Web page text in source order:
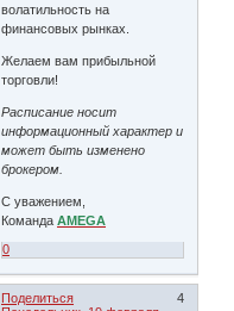
волатильность на
финансовых рынках.
Желаем вам прибыльной
торговли!
Расписание носит
информационный характер и
может быть изменено
брокером.
С уважением,
КомандаAMEGA
0
Поделиться
4